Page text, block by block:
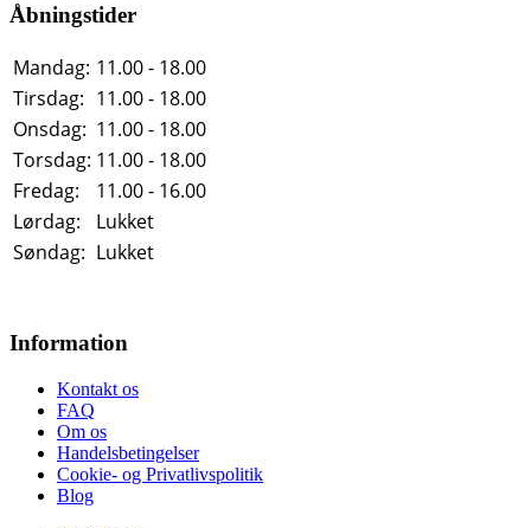
Åbningstider
Mandag: 11.00 - 18.00
Tirsdag: 11.00 - 18.00
Onsdag: 11.00 - 18.00
Torsdag: 11.00 - 18.00
Fredag:
11.00 - 16.00
Lørdag:
Lukket
Søndag: Lukket
Information
Kontakt os
FAQ
Om os
Handelsbetingelser
Cookie- og Privatlivspolitik
Blog